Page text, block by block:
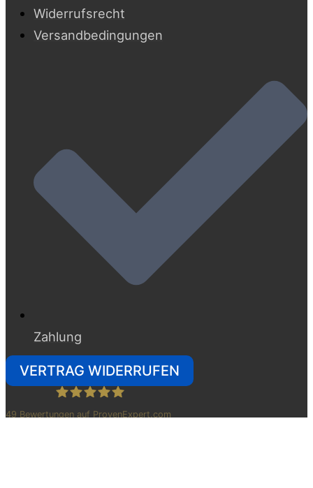
Widerrufsrecht
Versandbedingungen
Zahlung
VERTRAG WIDERRUFEN
49 Bewertungen auf ProvenExpert.com